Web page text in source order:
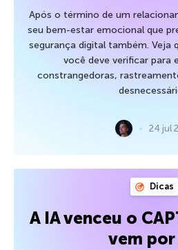
Após o término de um
seu bem-estar emocional que
segurança digital também. Veja
você deve verificar para
constrangedoras,
24 jul
Dicas
A IA venceu o
vem por